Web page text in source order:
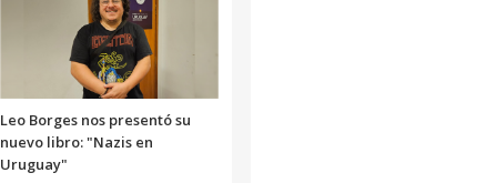
Leo Borges nos presentó su
nuevo libro: "Nazis en
Uruguay"